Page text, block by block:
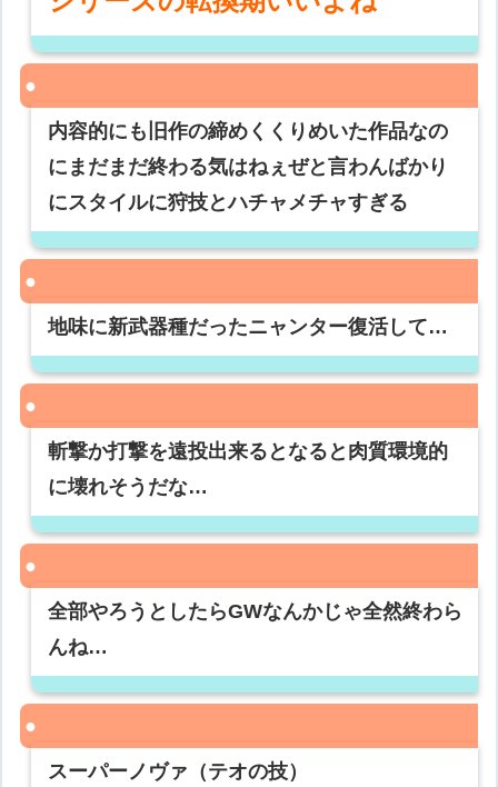
内容的にも旧作の締めくくりめいた作品なの
にまだまだ終わる気はねぇぜと言わんばかり
にスタイルに狩技とハチャメチャすぎる
地味に新武器種だったニャンター復活して…
斬撃か打撃を遠投出来るとなると肉質環境的
に壊れそうだな…
全部やろうとしたらGWなんかじゃ全然終わら
んね…
スーパーノヴァ（テオの技）